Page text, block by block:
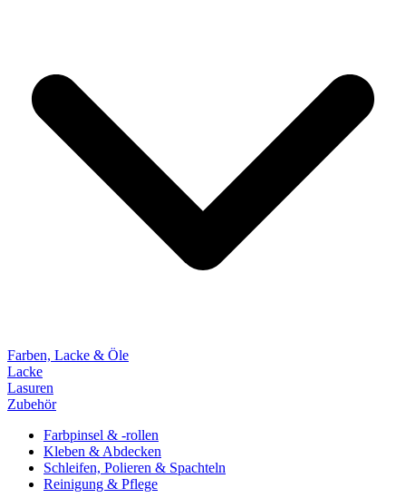
Farben, Lacke & Öle
Lacke
Lasuren
Zubehör
Farbpinsel & -rollen
Kleben & Abdecken
Schleifen, Polieren & Spachteln
Reinigung & Pflege